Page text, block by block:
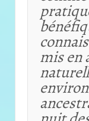
mis en